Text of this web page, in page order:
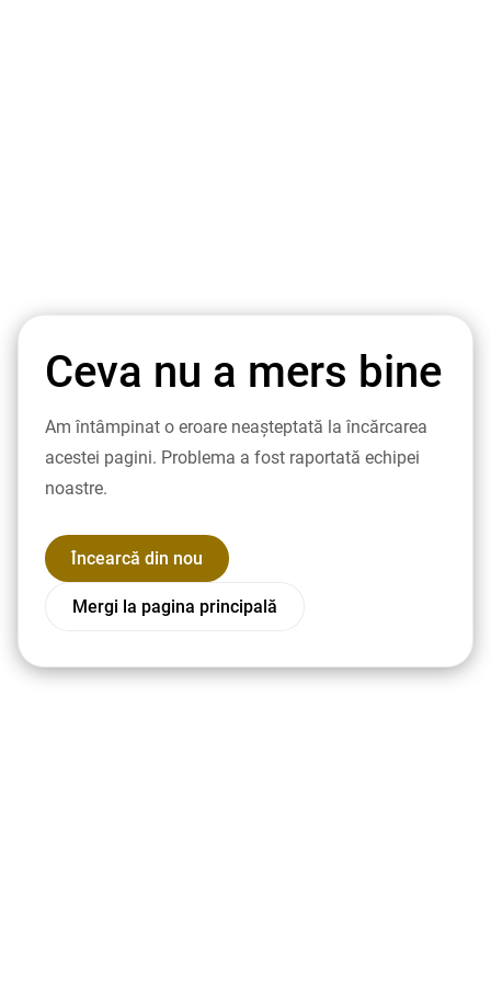
Ceva nu a mers bine
Am întâmpinat o eroare neașteptată la încărcarea
acestei pagini. Problema a fost raportată echipei
noastre.
Încearcă din nou
Mergi la pagina principală